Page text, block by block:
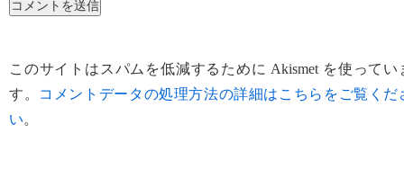
このサイトはスパムを低減するために Akismet を使ってい
す。
コメントデータの処理方法の詳細はこちらをご覧くだ
い。